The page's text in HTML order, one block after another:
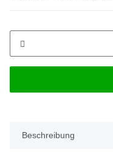
Beschreibung